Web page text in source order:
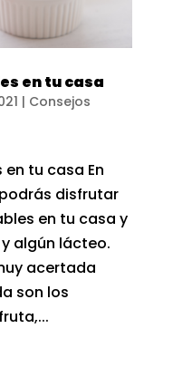
en tu casa
| Consejos
tu casa En
disfrutar
en tu casa y
algún lácteo.
acertada
son los